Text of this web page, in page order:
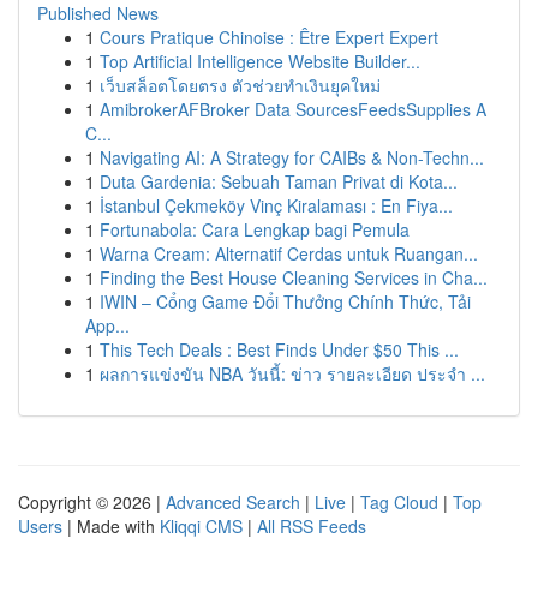
Published News
1 Cours Pratique Chinoise : Être Expert Expert
1 Top Artificial Intelligence Website Builder...
1 เว็บสล็อตโดยตรง ตัวช่วยทำเงินยุคใหม่
1 AmibrokerAFBroker Data SourcesFeedsSupplies A
C...
1 Navigating AI: A Strategy for CAIBs & Non-Techn...
1 Duta Gardenia: Sebuah Taman Privat di Kota...
1 İstanbul Çekmeköy Vinç Kiralaması : En Fiya...
1 Fortunabola: Cara Lengkap bagi Pemula
1 Warna Cream: Alternatif Cerdas untuk Ruangan...
1 Finding the Best House Cleaning Services in Cha...
1 IWIN – Cổng Game Đổi Thưởng Chính Thức, Tải
App...
1 This Tech Deals : Best Finds Under $50 This ...
1 ผลการแข่งขัน NBA วันนี้: ข่าว รายละเอียด ประจำ ...
Copyright © 2026 | Advanced Search | Live | Tag Cloud | Top
Users | Made with Kliqqi CMS | All RSS Feeds